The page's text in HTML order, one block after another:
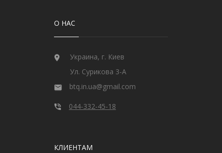
О НАС
Украина, г. Киев
Ул. Сурикова 3-А
btq.in.ua@gmail.com
044-332-45-18
КЛИЕНТАМ